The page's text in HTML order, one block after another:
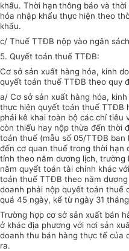
khẩu. Thời hạn thông báo và
hóa nhập khẩu thực hiện theo
khẩu.
c/ Thuế TTĐB nộp vào ngân
5. Quyết toán thuế TTĐB:
Cơ sở sản xuất hàng hóa, kinh
quyết toán thuế TTĐB theo quy
a/ Cơ sở sản xuất hàng hóa,
thực hiện quyết toán thuế TTĐB
phải kê khai toàn bộ các chỉ tiêu
còn thiếu hay nộp thừa đến thời
toán thuế (mẫu số 05/TTĐB ban
đến cơ quan thuế trong thời hạn
tính theo năm dương lịch, trường
năm quyết toán tài chính khác
toán thuế TTĐB theo năm
doanh phải nộp quyết toán thuế
quá 45 ngày, kể từ ngày 31
Trường hợp cơ sở sản xuất bán
ở khác địa phương với nơi sản
doanh thu bán hàng thực tế của
ra.